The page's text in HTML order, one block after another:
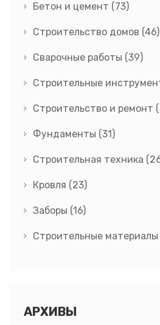
Бетон и цемент (73)
Строительство домов (46)
Сварочные работы (39)
Строительные
Строительство и ремонт
Фундаменты (31)
Строительная техника
Кровля (23)
Заборы (16)
Строительные материалы
АРХИВЫ